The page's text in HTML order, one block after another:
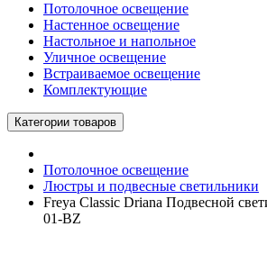
Потолочное освещение
Настенное освещение
Настольное и напольное
Уличное освещение
Встраиваемое освещение
Комплектующие
Категории товаров
Потолочное освещение
Люстры и подвесные светильники
Freya Classic Driana Подвесной
01-BZ